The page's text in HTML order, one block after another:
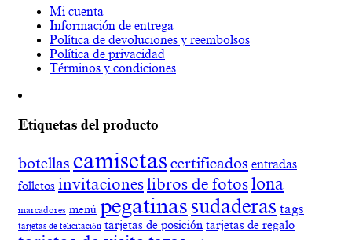
Mi cuenta
Información de entrega
Política de devoluciones y reembolsos
Política de privacidad
Términos y condiciones
Etiquetas del producto
botellas camisetas certificados entradas
folletos invitacioneslibros de fotoslona
marcadores menú pegatinas sudaderas tags
tarjetas de felicitación tarjetas de posición tarjetas de regalo